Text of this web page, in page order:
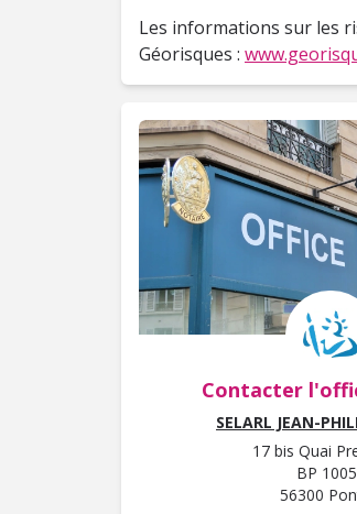
Les informations sur les
Géorisques :
Contacter
SELARL JEAN-
17 bis Quai
BP
56300